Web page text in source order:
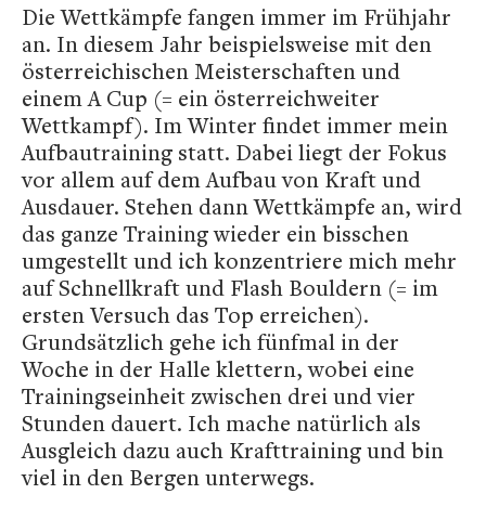
Die Wettkämpfe fangen immer im Frühjahr
an. In diesem Jahr beispielsweise mit den
österreichischen Meisterschaften und
einem A Cup (= ein österreichweiter
Wettkampf). Im Winter findet immer mein
Aufbautraining statt. Dabei liegt der Fokus
vor allem auf dem Aufbau von Kraft und
Ausdauer. Stehen dann Wettkämpfe an, wird
das ganze Training wieder ein bisschen
umgestellt und ich konzentriere mich mehr
auf Schnellkraft und Flash Bouldern (= im
ersten Versuch das Top erreichen).
Grundsätzlich gehe ich fünfmal in der
Woche in der Halle klettern, wobei eine
Trainingseinheit zwischen drei und vier
Stunden dauert. Ich mache natürlich als
Ausgleich dazu auch Krafttraining und bin
viel in den Bergen unterwegs.